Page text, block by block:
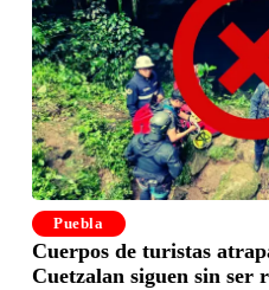
Puebla
Cuerpos de turistas
Cuetzalan siguen sin ser